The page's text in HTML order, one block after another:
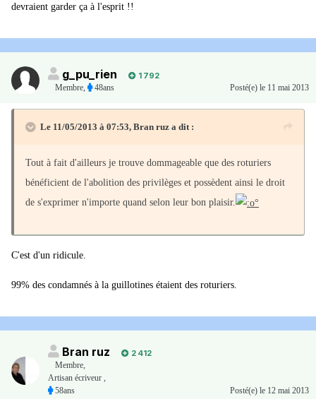
devraient garder ça à l'esprit !!
g_pu_rien
1 792
Membre, 48ans Posté(e) le 11 mai 2013
Le 11/05/2013 à 07:53, Bran ruz a dit :
Tout à fait d'ailleurs je trouve dommageable que des roturiers
bénéficient de l'abolition des privilèges et possèdent ainsi le droit
de s'exprimer n'importe quand selon leur bon plaisir.
C'est d'un ridicule.
99% des condamnés à la guillotines étaient des roturiers.
Bran ruz
2 412
Membre,
Artisan écriveur ,
58ans
Posté(e) le 12 mai 2013